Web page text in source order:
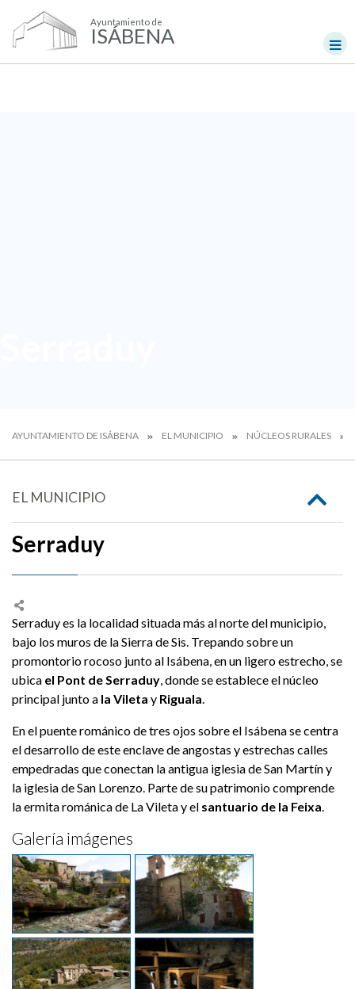
Ayuntamiento de
ISÁBENA
AYUNTAMIENTO DE ISÁBENA EL MUNICIPIO NÚCLEOS RURALES
EL MUNICIPIO
Serraduy
Serraduy es la localidad situada más al norte del municipio,
bajo los muros de la Sierra de Sis. Trepando sobre un
promontorio rocoso junto al Isábena, en un ligero estrecho, se
ubica el Pont de Serraduy , donde se establece el núcleo
principal junto a la Vileta y Riguala
En el puente románico de tres ojos sobre el Isábena se centra
el desarrollo de este enclave de angostas y estrechas calles
empedradas que conectan la antigua iglesia de San Martín y
la iglesia de San Lorenzo. Parte de su patrimonio comprende
la ermita románica de La Vileta y el santuario de la Feixa
Galería imágenes